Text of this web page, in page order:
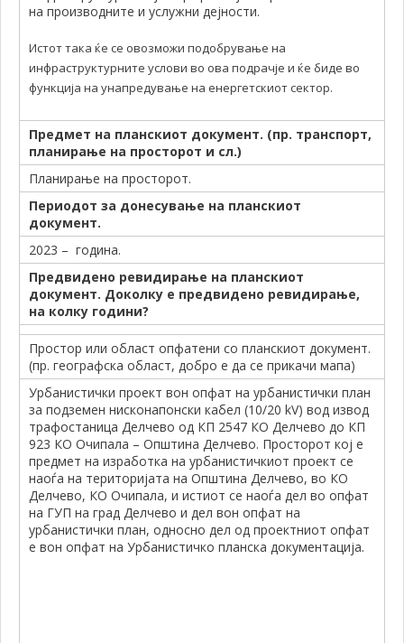
на производните и услужни дејности.
Истот така ќе се овозможи подобрување на
инфраструктурните услови во ова подрачје и ќе биде во
функција на унапредување на енергетскиот сектор.
Предмет на планскиот документ. (пр. транспорт,
планирање на просторот и сл.)
Планирање на просторот.
Периодот за донесување на планскиот
документ.
2023 – година.
Предвидено ревидирање на планскиот
документ. Доколку е предвидено ревидирање,
на колку години?
Простор или област опфатени со планскиот документ.
(пр. географска област, добро е да се прикачи мапа)
Урбанистички проект вон опфат на урбанистички план
за подземен нисконапонски кабел (10/20 kV) вод извод
трафостаница Делчево од КП 2547 КО Делчево до КП
923 КО Очипала – Општина Делчево. Просторот кој е
предмет на изработка на урбанистичкиот проект се
наоѓа на територијата на Општина Делчево, во КО
Делчево, КО Очипала, и истиот се наоѓа дел во опфат
на ГУП на град Делчево и дел вон опфат на
урбанистички план, односно дел од проектниот опфат
е вон опфат на Урбанистичко планска документација.